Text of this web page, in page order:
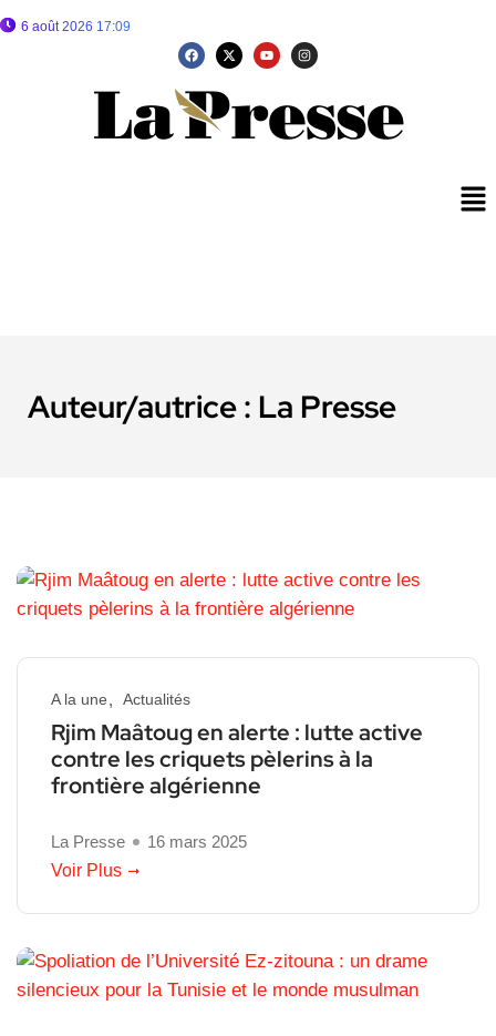
6 août 2026 17:09
Auteur/autrice : La Presse
A la une Actualités
Rjim Maâtoug en alerte : lutte active
contre les criquets pèlerins à la
frontière algérienne
La Presse
16 mars 2025
Voir Plus